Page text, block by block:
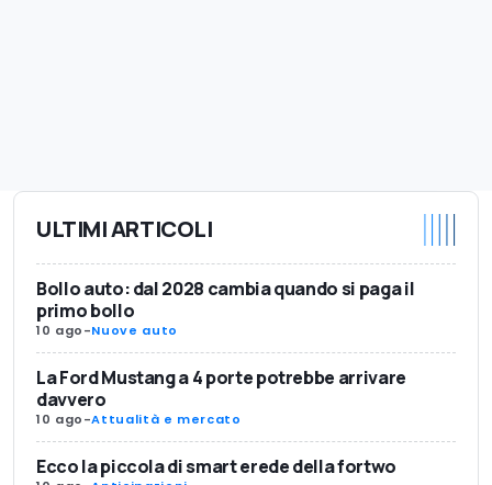
ULTIMI ARTICOLI
Bollo auto: dal 2028 cambia quando si paga il
primo bollo
10 ago-Nuove auto
La Ford Mustang a 4 porte potrebbe arrivare
davvero
10 ago-Attualità e mercato
Ecco la piccola di smart erede della fortwo